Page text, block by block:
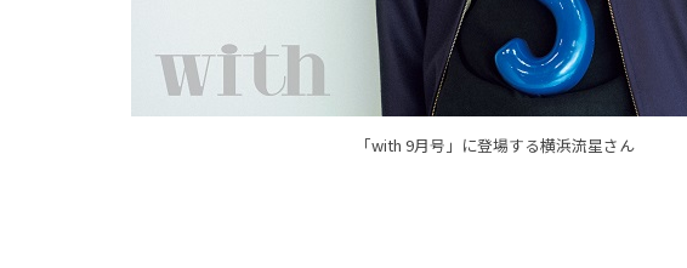
「with 9月号」に登場する横浜流星さん